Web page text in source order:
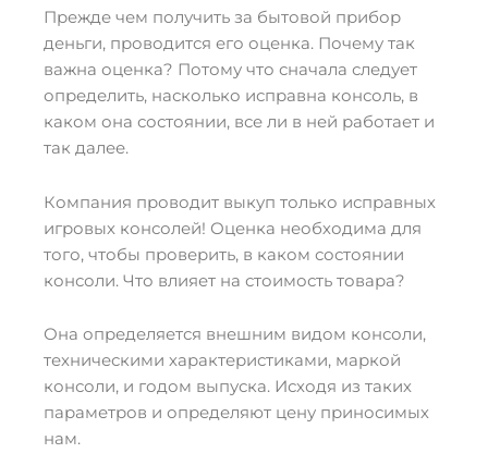
Прежде чем получить за бытовой прибор
деньги, проводится его оценка. Почему так
важна оценка? Потому что сначала следует
определить, насколько исправна консоль, в
каком она состоянии, все ли в ней работает и
так далее.
Компания проводит выкуп только исправных
игровых консолей! Оценка необходима для
того, чтобы проверить, в каком состоянии
консоли. Что влияет на стоимость товара?
Она определяется внешним видом консоли,
техническими характеристиками, маркой
консоли, и годом выпуска. Исходя из таких
параметров и определяют цену приносимых
нам.